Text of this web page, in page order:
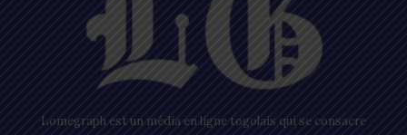
Lomegraph est un média en ligne togolais qui se consacre